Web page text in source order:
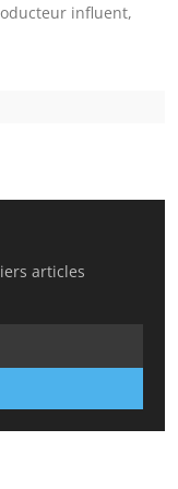
influent,
articles